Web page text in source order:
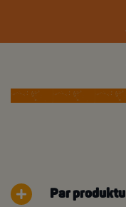
Par produktu